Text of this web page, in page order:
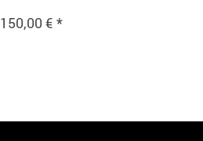
150,00 € *